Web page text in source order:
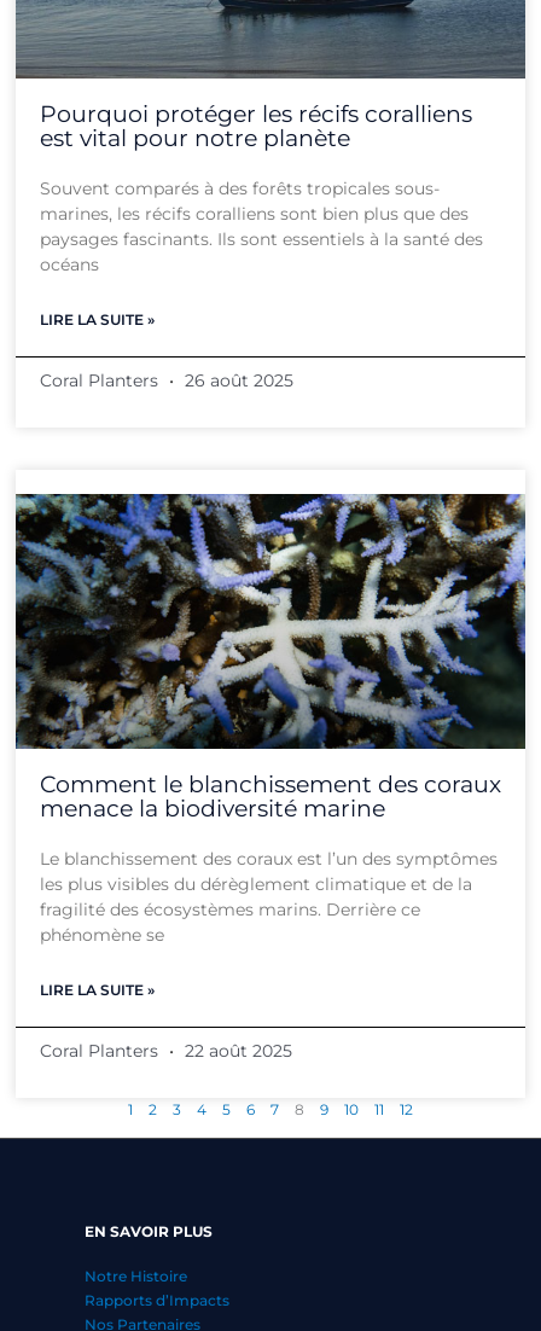
Pourquoi protéger les récifs coralliens
est vital pour notre planète
Souvent comparés à des forêts tropicales sous-
marines, les récifs coralliens sont bien plus que des
paysages fascinants. Ils sont essentiels à la santé des
océans
LIRE LA SUITE »
Coral Planters 26 août 2025
Comment le blanchissement des coraux
menace la biodiversité marine
Le blanchissement des coraux est l’un des symptômes
les plus visibles du dérèglement climatique et de la
fragilité des écosystèmes marins. Derrière ce
phénomène se
LIRE LA SUITE »
Coral Planters 22 août 2025
1 2 3 4 5 6 7 8 9 10 11 12
EN SAVOIR PLUS
Notre Histoire
Rapports d’Impacts
Nos Partenaires